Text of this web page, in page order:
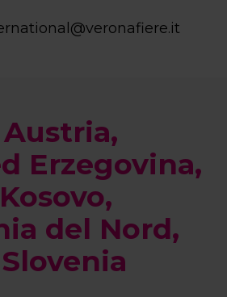
Erzegovina,
del Nord,